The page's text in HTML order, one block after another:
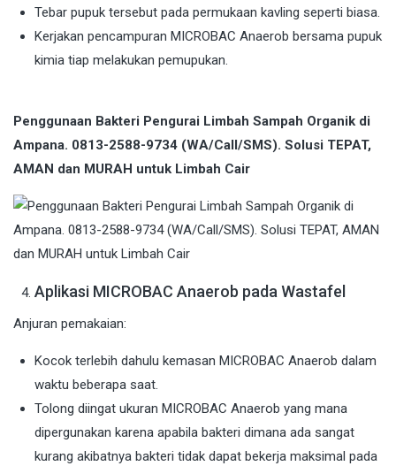
Tebar pupuk tersebut pada permukaan kavling seperti biasa.
Kerjakan pencampuran MICROBAC Anaerob bersama pupuk
kimia tiap melakukan pemupukan.
Penggunaan Bakteri Pengurai Limbah Sampah Organik di
Ampana. 0813-2588-9734 (WA/Call/SMS). Solusi TEPAT,
AMAN dan MURAH untuk Limbah Cair
Aplikasi MICROBAC Anaerob pada Wastafel
Anjuran pemakaian:
Kocok terlebih dahulu kemasan MICROBAC Anaerob dalam
waktu beberapa saat.
Tolong diingat ukuran MICROBAC Anaerob yang mana
dipergunakan karena apabila bakteri dimana ada sangat
kurang akibatnya bakteri tidak dapat bekerja maksimal pada